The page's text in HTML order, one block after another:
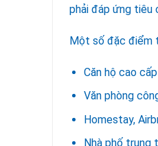
phải đáp ứng tiêu
Một số đặc điểm
Căn hộ cao
Văn phòng
Homestay,
Nhà phố trung